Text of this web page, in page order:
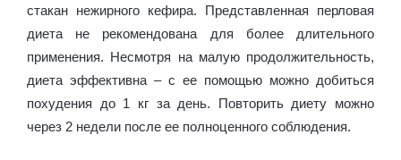
стакан нежирного кефира. Представленная перловая
диета не рекомендована для более длительного
применения. Несмотря на малую продолжительность,
диета эффективна – с ее помощью можно добиться
похудения до 1 кг за день. Повторить диету можно
через 2 недели после ее полноценного соблюдения.